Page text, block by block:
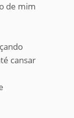
de mim
cansar